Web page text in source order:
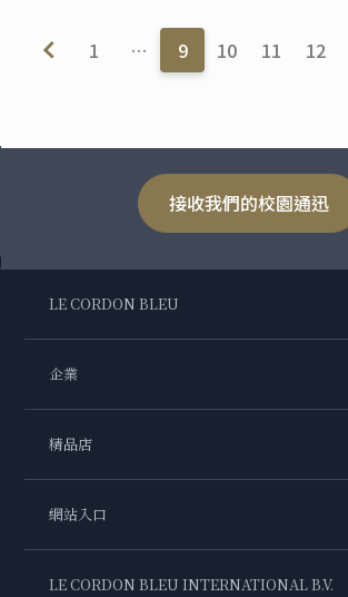
1 … 9 10 11 12
接收我們的校園通迅
LE CORDON BLEU
企業
精品店
網站入口
LE CORDON BLEU INTERNATIONAL B.V.